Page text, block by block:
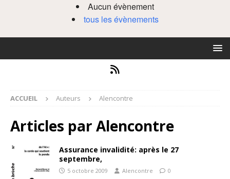
Aucun évènement
tous les évènements
ACCUEIL Auteurs Alencontre
Articles par Alencontre
Assurance invalidité: après le 27
septembre,
5 octobre 2009 Alencontre 0